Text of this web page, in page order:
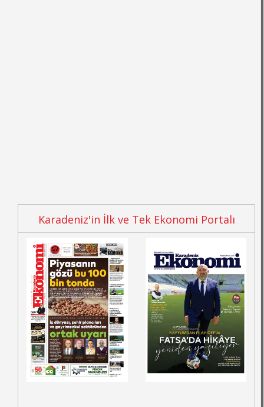
Karadeniz'in İlk ve Tek Ekonomi Portalı